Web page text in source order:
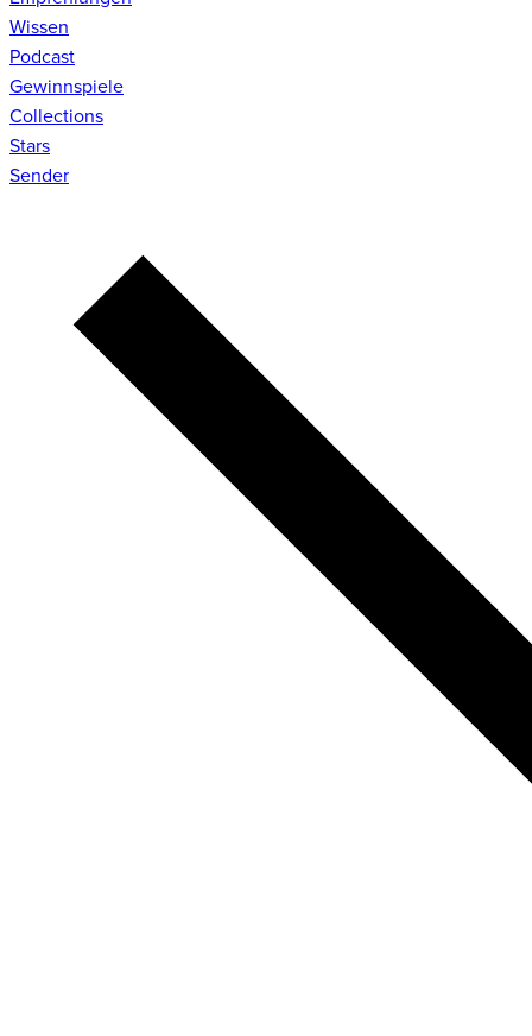
Wissen
Podcast
Gewinnspiele
Collections
Stars
Sender